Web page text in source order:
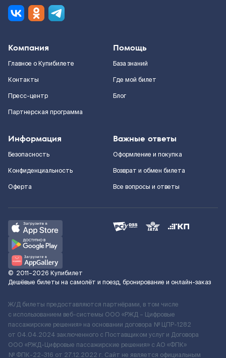
Компания
Главное о Купибилете
Контакты
Пресс-центр
Партнерская программа
Помощь
База знаний
Где мой билет
Блог
Информация
Безопасность
Конфиденциальность
Оферта
Важные ответы
Оформление и покупка
Возврат и обмен билета
Все вопросы и ответы
© 2011–2026 Купибилет
Дешёвые билеты на самолёт и поезд, бронирование и онлайн-заказ
Ж/Д билеты предоставляются партнёрами, в том числе
с использованием веб-системы ООО «РЖД – Цифровые
пассажирские решения» на основании договора № ЦПР-1282
от 04.04.2024 заключенного с Поставщиком услуг и Договора
ООО «РЖД-Цифровые пассажирские решения» c АО «ФПК»
№ ФПК-22-316 от 27.12.2022 г. Сайт не является официальным